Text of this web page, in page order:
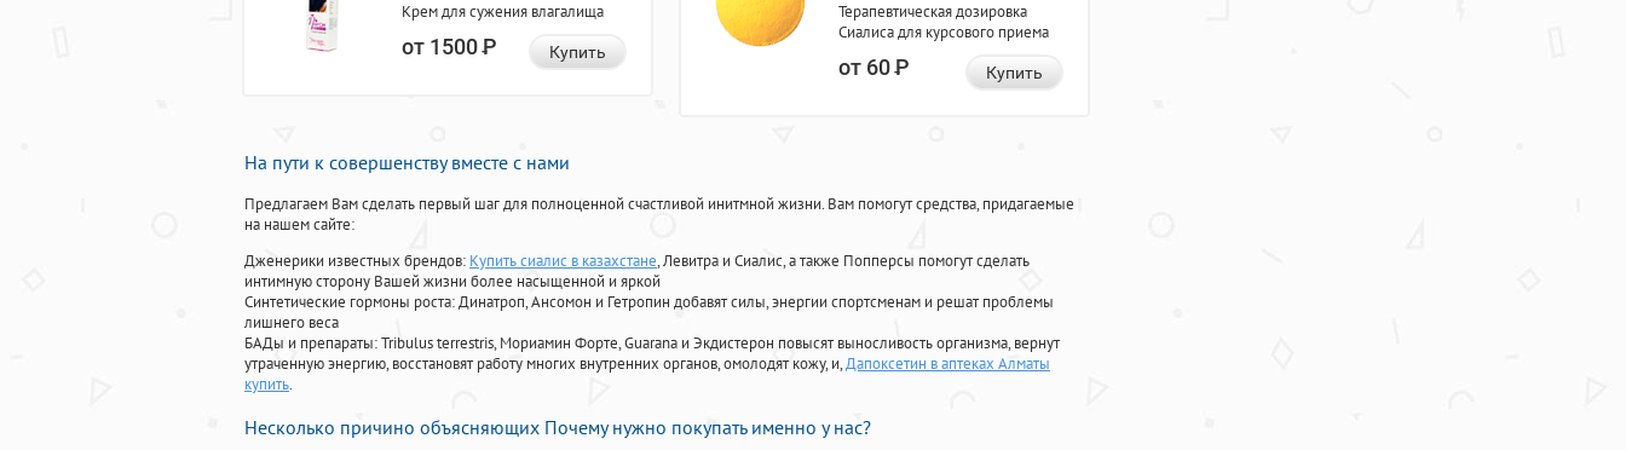
Крем для сужения влагалища
от 1500Р Купить
Терапевтическая дозировка
Сиалиса для курсового приема
от 60Р Купить
На пути к совершенству вместе с нами
Предлагаем Вам сделать первый шаг для полноценной счастливой инитмной жизни. Вам помогут средства, придагаемые
на нашем сайте:
Дженерики известных брендов: Купить сиалис в казахстане, Левитра и Сиалис, а также Попперсы помогут сделать
интимную сторону Вашей жизни более насыщенной и яркой
Синтетические гормоны роста: Динатроп, Ансомон и Гетропин добавят силы, энергии спортсменам и решат проблемы
лишнего веса
БАДы и препараты:Tribulus terrestris, Мориамин Форте, Guarana и Экдистерон повысят выносливость организма, вернут
утраченную энергию, восстановят работу многих внутренних органов, омолодят кожу, и,Дапоксетин в аптеках Алматы
купить.
Несколько причино объясняющих Почему нужно покупать именно у нас?